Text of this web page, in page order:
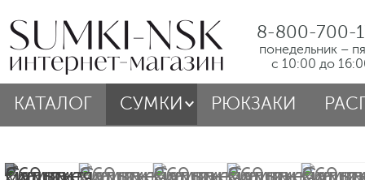
8-800-700-
понедельник –
с 10:00 до
КАТАЛОГ СУМКИ РЮКЗАКИ